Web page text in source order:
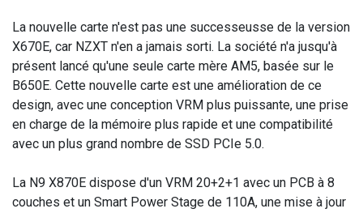
La nouvelle carte n'est pas une successeusse de la version
X670E, car NZXT n'en a jamais sorti. La société n'a jusqu'à
présent lancé qu'une seule carte mère AM5, basée sur le
B650E. Cette nouvelle carte est une amélioration de ce
design, avec une conception VRM plus puissante, une prise
en charge de la mémoire plus rapide et une compatibilité
avec un plus grand nombre de SSD PCIe 5.0.
La N9 X870E dispose d'un VRM 20+2+1 avec un PCB à 8
couches et un Smart Power Stage de 110A, une mise à jour